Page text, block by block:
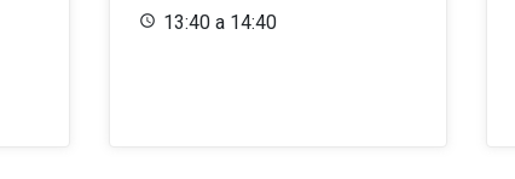
13:40 a 14:40